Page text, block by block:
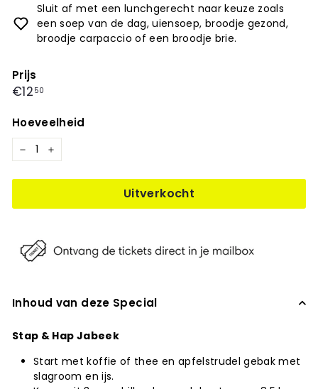
Sluit af met een lunchgerecht naar keuze zoals
een soep van de dag, uiensoep, broodje gezond,
broodje carpaccio of een broodje brie.
Prijs
Prijs
€12 50
Hoeveelheid
− +
Uitverkocht
Inhoud van deze Special
Stap & Hap Jabeek
Start met koffie of thee en apfelstrudel gebak met
slagroom en ijs.